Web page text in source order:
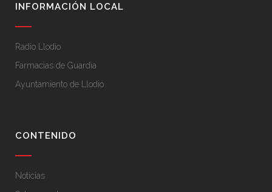
INFORMACIÓN LOCAL
Radio Llodio
Farmacias de Guardia
Ayuntamiento de Llodio
CONTENIDO
Noticias